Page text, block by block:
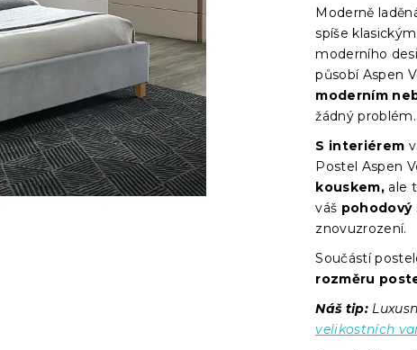
Moderně
spíše
moderního
působí Aspen
moderním
žádný problém.
S interiérem
Postel Aspen
kouskem, ale
váš pohodový
znovuzrození.
Součástí
rozměru
Náš tip:
velikostních